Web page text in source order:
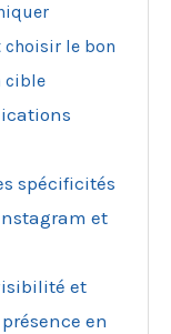
choisir le bon
cible
spécificités
et
et
en